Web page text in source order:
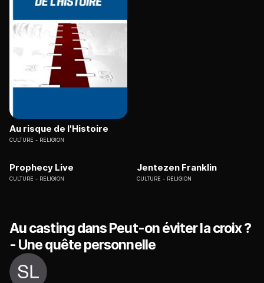
Au risque de l'Histoire
CULTURE RELIGION
Prophecy Live
CULTURE RELIGION
Jentezen Franklin
CULTURE RELIGION
Au casting dans Peut-on éviter la croix ?
- Une quête personnelle